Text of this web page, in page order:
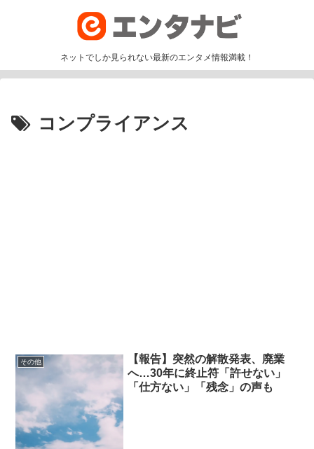
ネットでしか見られない最新のエンタメ情報満載！
コンプライアンス
その他
【報告】突然の解散発表、廃業
へ…30年に終止符「許せない」
「仕方ない」「残念」の声も